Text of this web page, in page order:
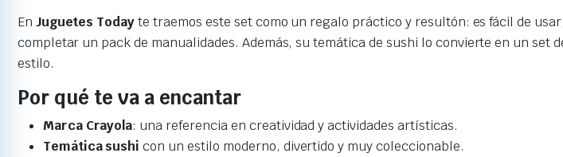
En Juguetes Todayte traemos este set como un regalo práctico y resultón: es fácil de
completar un pack de manualidades. Además, su temática de sushi lo convierte en un
estilo.
Por qué te va a encantar
Marca Crayola: una referencia en creatividad y actividades artísticas.
Temática sushi con un estilo moderno, divertido y muy coleccionable.